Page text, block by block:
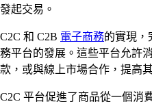
發起交易。
C2C 和 C2B 電子商務的實現，
務平台的發展。這些平台允許
款，或與線上市場合作，提高
C2C 平台促進了商品從一個消